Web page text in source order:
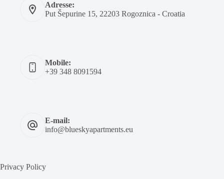
Adresse:
Put Šepurine 15, 22203 Rogoznica - Croatia
Mobile:
+39 348 8091594
E-mail:
info@blueskyapartments.eu
Privacy Policy